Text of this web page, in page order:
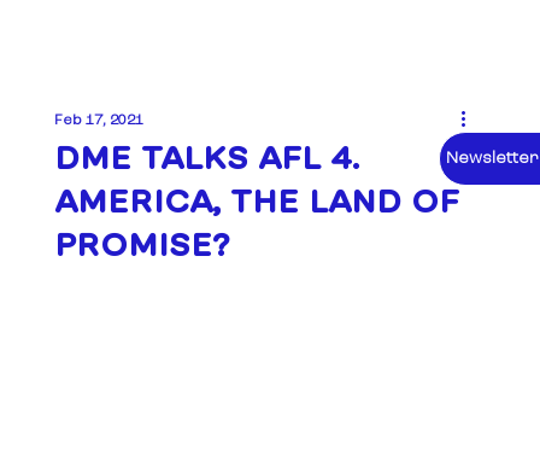
DME TALKS AFL 4.
AMERICA, THE LAND OF
PROMISE?⠀
Feb 17, 2021
Newsletter